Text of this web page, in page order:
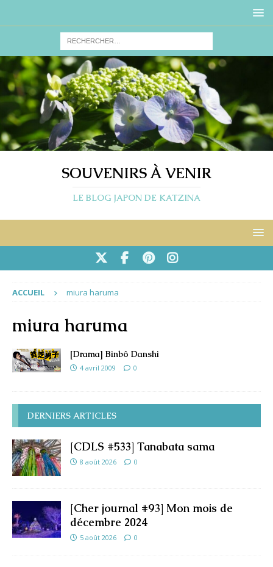
SOUVENIRS À VENIR
LE BLOG JAPON DE KATZINA
ACCUEIL miura haruma
miura haruma
[Drama] Binbô Danshi
4 avril 2009 0
DERNIERS ARTICLES
[CDLS #533] Tanabata sama
8 août 2026 0
[Cher journal #93] Mon mois de
décembre 2024
5 août 2026 0